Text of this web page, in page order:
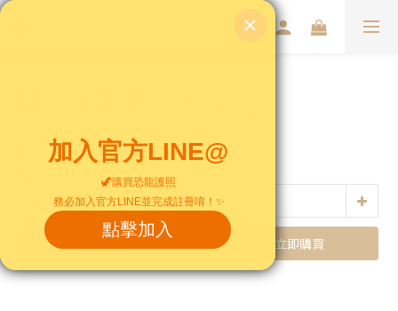
NT$80 NT$99
加入購物車 立即購買